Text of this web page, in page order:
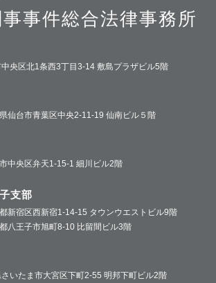
事件総合法律事務所
央区北1条西3丁目3-14 敷島プラザビル5階
仙台市青葉区中央2-11-19 仙南ビル５階
中央区弁天1-15-1 細川ビル2階
支部
新宿区西新宿1-14-15 タウンウエストビル9階
八王子市旭町8-10 比留間ビル3階
いたま市大宮区下町2-55 明邦下町ビル2階